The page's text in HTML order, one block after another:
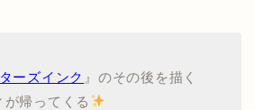
ーズインク 』のその後を描く
帰ってくる